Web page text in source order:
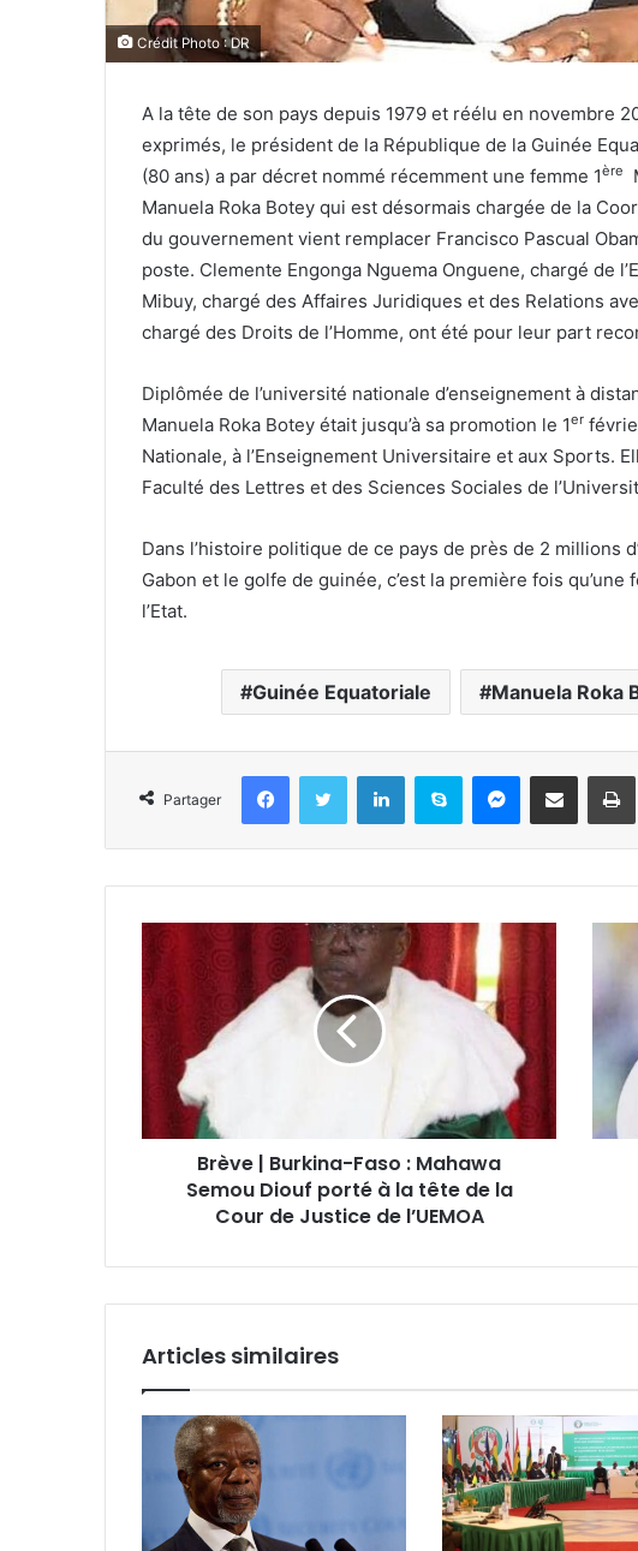
Crédit Photo : DR
A la tête de son pays depuis 1979 et réélu en novembre
exprimés, le président de la République de la Guinée
(80 ans) a par décret nommé récemment une femme 1ère
Manuela Roka Botey qui est désormais chargée de la
du gouvernement vient remplacer Francisco Pascual
poste. Clemente Engonga Nguema Onguene, chargé de
Mibuy, chargé des Affaires Juridiques et des Relations
chargé des Droits de l’Homme, ont été pour leur part
Diplômée de l’université nationale d’enseignement à
Manuela Roka Botey était jusqu’à sa promotion le 1er
Nationale, à l’Enseignement Universitaire et aux Sports.
Faculté des Lettres et des Sciences Sociales de
Dans l’histoire politique de ce pays de près de 2 millions
Gabon et le golfe de guinée, c’est la première fois
l’Etat.
Guinée Equatoriale Manuela Roka
Partager
Brève | Burkina-Faso : Mahawa
Semou Diouf porté à la tête de la
Cour de Justice de l’UEMOA
Articles similaires